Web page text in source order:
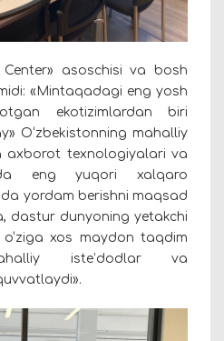
asoschisi va bosh
«Mintaqadagi eng yosh
ekotizimlardan biri
O‘zbekistonning mahalliy
axborot texnologiyalari va
eng yuqori xalqaro
yordam berishni maqsad
dastur dunyoning yetakchi
xos maydon taqdim
iste’dodlar va